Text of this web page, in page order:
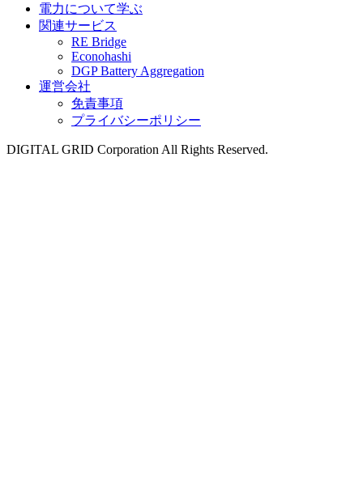
電力について学ぶ
関連サービス
RE Bridge
Econohashi
DGP Battery Aggregation
運営会社
免責事項
プライバシーポリシー
DIGITAL GRID Corporation All Rights Reserved.